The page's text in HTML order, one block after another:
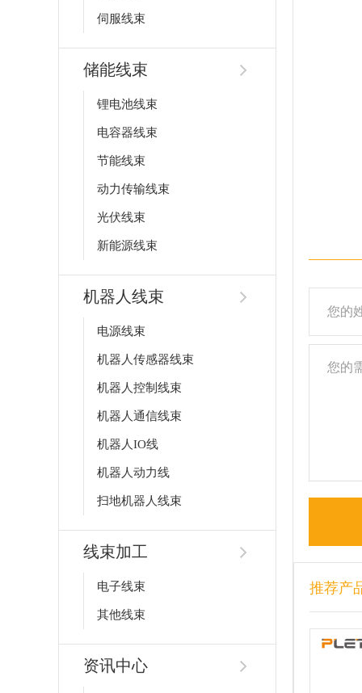
伺服线束
储能线束
锂电池线束
电容器线束
节能线束
动力传输线束
光伏线束
新能源线束
机器人线束
电源线束
机器人传感器线束
机器人控制线束
机器人通信线束
机器人IO线
机器人动力线
扫地机器人线束
线束加工
电子线束
其他线束
资讯中心
推荐产